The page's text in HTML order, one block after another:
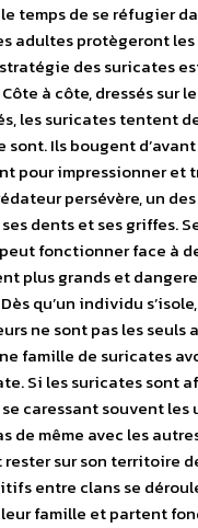
temps de se réfugier
adultes protègeront
des suricates
à côte, dressés sur
les suricates tentent
sont. Ils bougent
pour impressionner et
persévère, un
dents et ses griffes.
fonctionner face à
plus grands et
qu’un individu
ne sont pas les seuls
famille de suricates
Si les suricates sont
caressant souvent les
de même avec les
sur son territoire
entre clans se
famille et partent